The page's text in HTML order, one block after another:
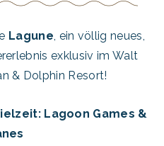
Lagune, ein völlig neues,
exklusiv im Walt
& Dolphin Resort!
Lagoon Games &